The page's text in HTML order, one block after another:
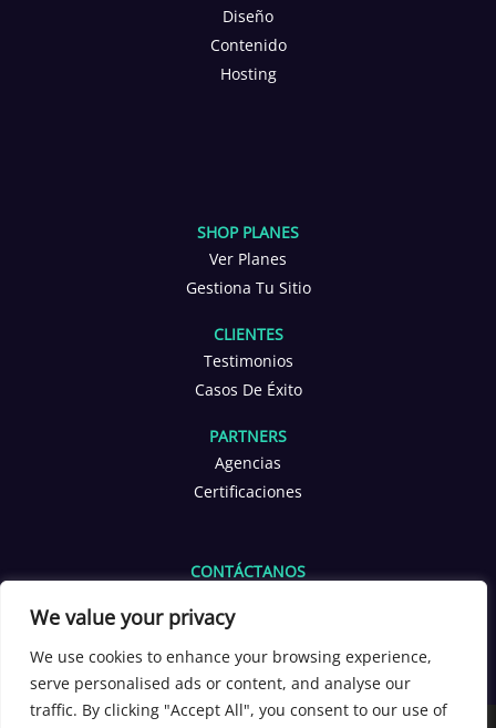
We value your privacy
We use cookies to enhance your browsing experience,
serve personalised ads or content, and analyse our
traffic. By clicking "Accept All", you consent to our use of
Diseño
Contenido
Hosting
SHOP PLANES
Ver Planes
Gestiona Tu Sitio
CLIENTES
Testimonios
Casos De Éxito
PARTNERS
Agencias
Certificaciones
CONTÁCTANOS
+1 601 653 2566
[yoppen_chatbot]